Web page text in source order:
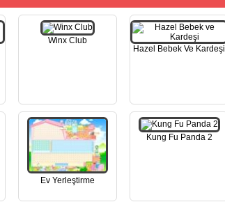
Winx Club
Hazel Bebek Ve Kardeşi
Ev Yerleştirme
Kung Fu Panda 2